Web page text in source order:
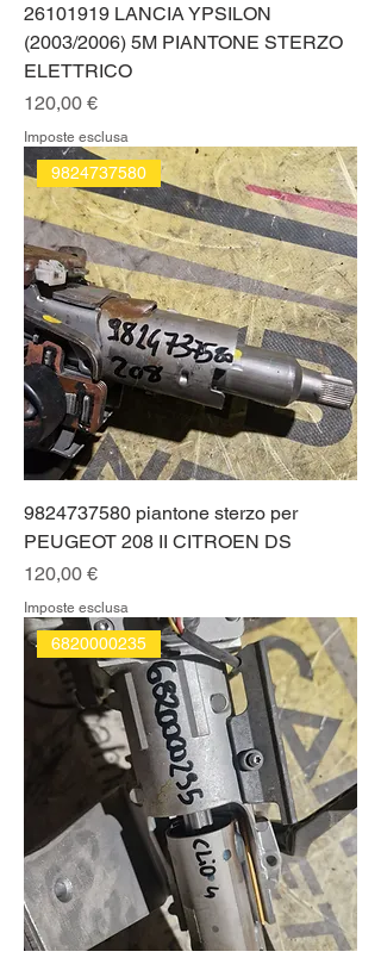
26101919 LANCIA YPSILON
(2003/2006) 5M PIANTONE STERZO
ELETTRICO
Prezzo
120,00 €
Imposte esclusa
9824737580
9824737580 piantone sterzo per
PEUGEOT 208 II CITROEN DS
Prezzo
120,00 €
Imposte esclusa
6820000235